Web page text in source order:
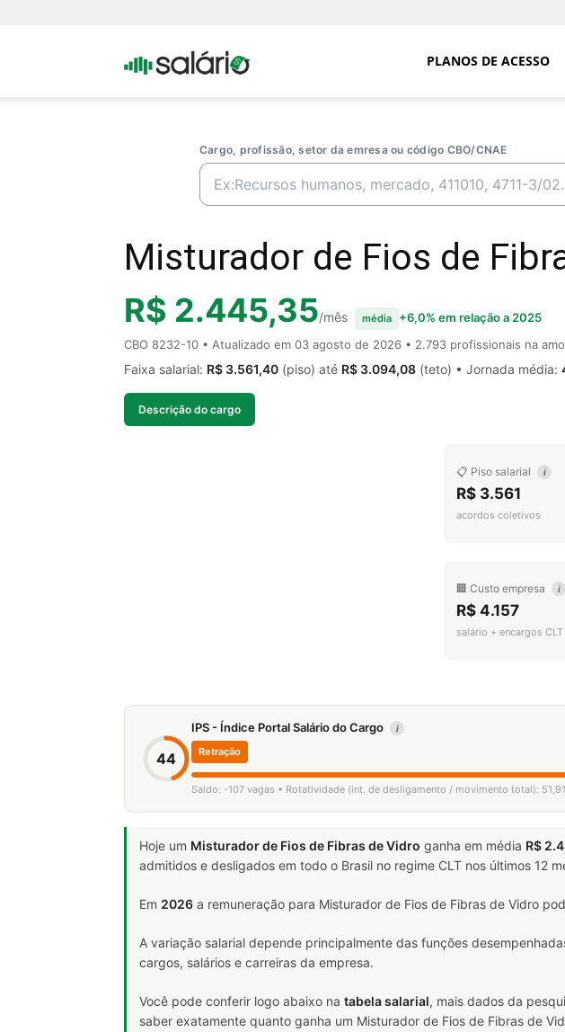
Portal PLANOS DE ACESSO
Cargo, profissão, setor da emresa ou código CBO/CNAE
Misturador de Fios de
R$ 2.445,35/mês média
+6,0% em relação a 2025
CBO 8232-10 • Atualizado em 03 agosto de 2026 • 2.793 profissionais na
Faixa salarial: R$ 3.561,40 (piso) até R$ 3.094,08 (teto) • Jornada média:
Descrição do cargo
📋 Piso salarial i
R$ 3.561
acordos coletivos
🏢 Custo empresa i
R$ 4.157
salário + encargos CLT
44
IPS - Índice Portal Salário do Cargo i
Retração
Saldo: -107 vagas • Rotatividade (int. de desligamento / movimento total):
Hoje um Misturador de Fios de Fibras de Vidro ganha em média R$
admitidos e desligados em todo o Brasil no regime CLT nos últimos 12
Em 2026 a remuneração para Misturador de Fios de Fibras de Vidro
A variação salarial depende principalmente das funções
cargos, salários e carreiras da empresa.
Você pode conferir logo abaixo na tabela salarial, mais dados da
saber exatamente quanto ganha um Misturador de Fios de Fibras de